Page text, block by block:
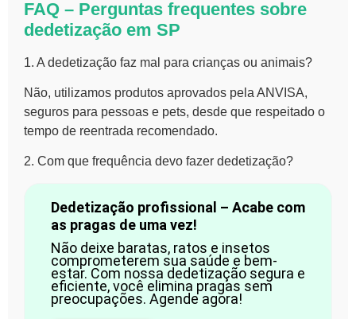
FAQ – Perguntas frequentes sobre
dedetização em SP
1. A dedetização faz mal para crianças ou animais?
Não, utilizamos produtos aprovados pela ANVISA,
seguros para pessoas e pets, desde que respeitado o
tempo de reentrada recomendado.
2. Com que frequência devo fazer dedetização?
Dedetização profissional – Acabe com
as pragas de uma vez!
Não deixe baratas, ratos e insetos
comprometerem sua saúde e bem-
estar. Com nossa dedetização segura e
eficiente, você elimina pragas sem
preocupações. Agende agora!